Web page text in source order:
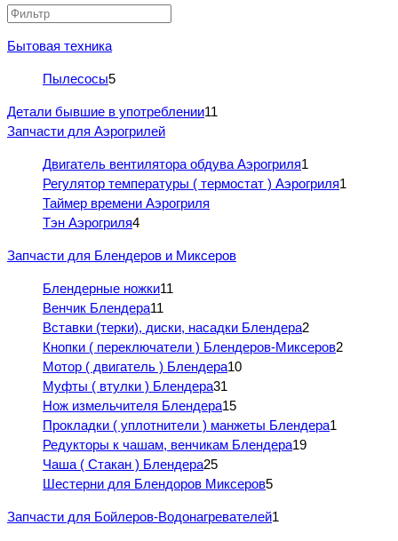
Бытовая техника
Пылесосы5
Детали бывшие в употреблении11
Запчасти для Аэрогрилей
Двигатель вентилятора обдува Аэрогриля1
Регулятор температуры ( термостат ) Аэрогриля1
Таймер времени Аэрогриля
Тэн Аэрогриля4
Запчасти для Блендеров и Миксеров
Блендерные ножки11
Венчик Блендера11
Вставки (терки), диски, насадки Блендера2
Кнопки ( переключатели ) Блендеров-Миксеров2
Мотор ( двигатель ) Блендера10
Муфты ( втулки ) Блендера31
Нож измельчителя Блендера15
Прокладки ( уплотнители ) манжеты Блендера1
Редукторы к чашам, венчикам Блендера19
Чаша ( Стакан ) Блендера25
Шестерни для Блендоров Миксеров5
Запчасти для Бойлеров-Водонагревателей1